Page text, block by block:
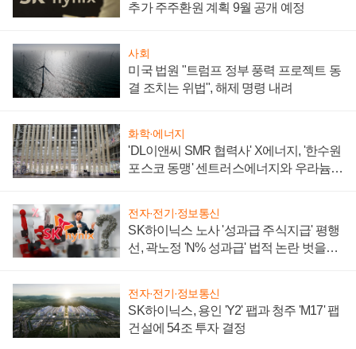
추가 주주환원 계획 9월 공개 예정
사회
미국 법원 "트럼프 정부 풍력 프로젝트 동
결 조치는 위법", 해제 명령 내려
화학·에너지
'DL이앤씨 SMR 협력사' X에너지, '한수원
포스코 동맹' 센트러스에너지와 우라늄
전자·전기·정보통신
SK하이닉스 노사 '성과급 주식지급' 평행
선, 곽노정 'N% 성과급' 법적 논란 벗을지
전자·전기·정보통신
SK하이닉스, 용인 'Y2' 팹과 청주 'M17' 팹
건설에 54조 투자 결정